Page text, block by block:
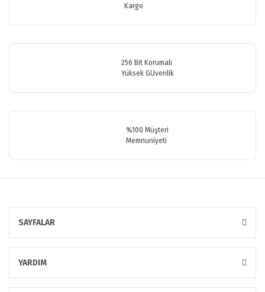
Kargo
256 Bit Korumalı
Yüksek GÜvenlik
%100 Müşteri
Memnuniyeti
SAYFALAR
YARDIM